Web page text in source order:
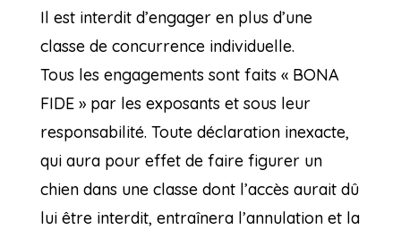
Il est interdit d’engager en plus d’une
classe de concurrence individuelle.
Tous les engagements sont faits « BONA
FIDE » par les exposants et sous leur
responsabilité. Toute déclaration inexacte,
qui aura pour effet de faire figurer un
chien dans une classe dont l’accès aurait dû
lui être interdit, entraînera l’annulation et la